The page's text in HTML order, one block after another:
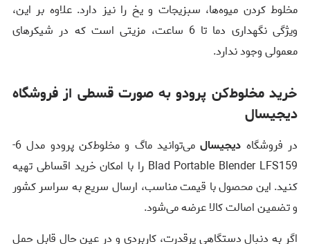
مخلوط کردن میوه‌ها، سبزیجات و یخ را نیز دارد. علاوه بر این،
ویژگی نگهداری دما تا 6 ساعت، مزیتی است که در شیکرهای
معمولی وجود ندارد.
خرید مخلوط‌کن پرودو به صورت قسطی از فروشگاه
دیجیسال
در فروشگاه دیجیسال
می‌توانید ماگ و مخلوط‌کن پرودو مدل 6-
Blad Portable Blender LFS159 را با امکان خرید اقساطی تهیه
کنید. این محصول با قیمت مناسب، ارسال سریع به سراسر کشور
و تضمین اصالت کالا عرضه می‌شود.
اگر به دنبال دستگاهی پرقدرت، کاربردی و در عین حال قابل حمل